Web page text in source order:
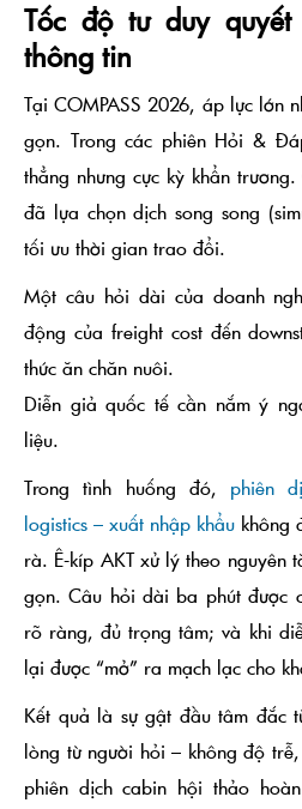
Tốc độ tư duy
thông tin
Tại COMPASS 2026, áp lực lớn
gọn. Trong các phiên Hỏi &
thẳng nhưng cực kỳ khẩn
đã lựa chọndịch song song
tối ưu thời gian trao đổi.
Một câu hỏi dài của doanh
động của freight costđến
thức ăn chăn nuôi.
Diễn giả quốc tế cần nắm ý
liệu.
Trong tình huống đó, phiên
logistics – xuất nhập khẩu không
rà. Ê-kíp AKT xử lý theo nguyên
gọn. Câu hỏi dài ba phút được
rõ ràng, đủ trọng tâm; và khi
lại được “mở” ra mạch lạc cho
Kết quả là sự gật đầu tâm đắc
lòng từ người hỏi – không độ
phiên dịch cabin hội thảohoàn